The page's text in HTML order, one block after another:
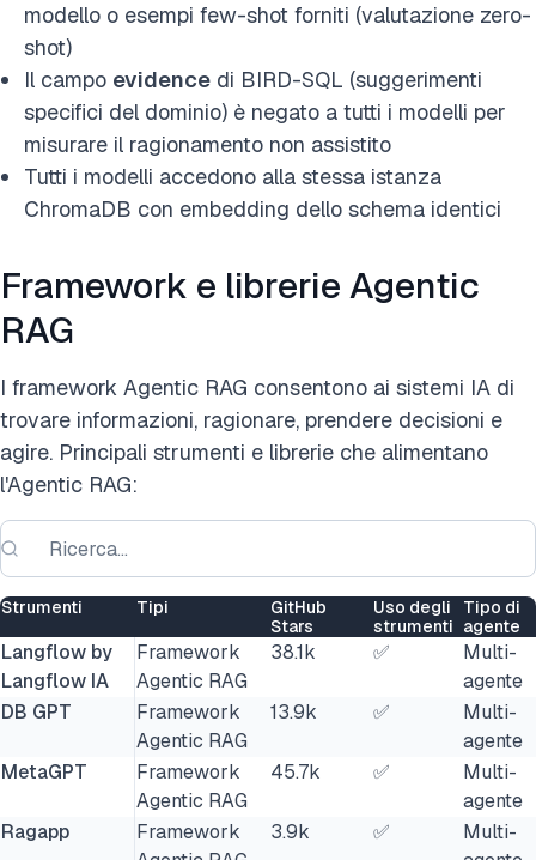
modello o esempi few-shot forniti (valutazione zero-
shot)
Il campo evidence di BIRD-SQL (suggerimenti
specifici del dominio) è negato a tutti i modelli per
misurare il ragionamento non assistito
Tutti i modelli accedono alla stessa istanza
ChromaDB con embedding dello schema identici
Framework e librerie Agentic
RAG
I framework Agentic RAG consentono ai sistemi IA di
trovare informazioni, ragionare, prendere decisioni e
agire. Principali strumenti e librerie che alimentano
l'Agentic RAG:
Strumenti Tipi
GitHub
Stars
Uso degli
strumenti
Tipo di
agente
Langflow by
Langflow IA
Framework
Agentic RAG
38.1k ✅
Multi-
agente
DB GPT
Framework
Agentic RAG
13.9k ✅
Multi-
agente
MetaGPT
Framework
Agentic RAG
45.7k ✅
Multi-
agente
Ragapp
Framework
3.9k ✅
Multi-